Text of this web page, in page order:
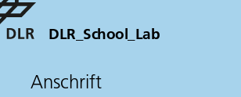
DLR_School_Lab
Anschrift